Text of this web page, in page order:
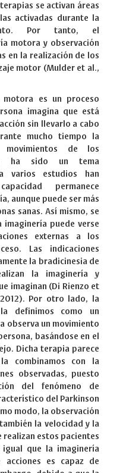
se activan áreas
activadas durante la
Por tanto, el
motora y observación
en la realización de los
motor (Mulder et al.,
es un proceso
imagina que está
sin llevarlo a cabo
mucho tiempo la
movimientos de los
ha sido un tema
varios estudios han
permanece
aunque puede ser más
sanas. Así mismo, se
imaginería puede verse
externas a los
Las indicaciones
la bradicinesia de
la imaginería y
imaginan (Di Rienzo et
Por otro lado, la
definimos como un
observa un movimiento
basándose en el
Dicha terapia parece
combinamos con la
observadas, puesto
del fenómeno de
del Parkinson
modo, la observación
la velocidad y la
realizan estos pacientes
que la imaginería
acciones es capaz de